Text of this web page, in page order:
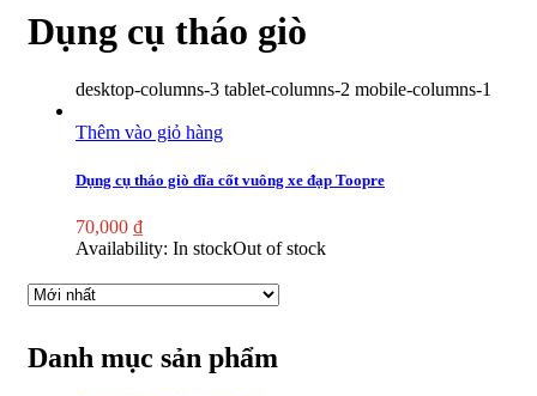
Dụng cụ tháo giò
desktop-columns-3 tablet-columns-2 mobile-columns-1
Thêm vào giỏ hàng
Dụng cụ tháo giò dĩa cốt vuông xe đạp Toopre
70,000 ₫
Availability: In stockOut of stock
Danh mục sản phẩm